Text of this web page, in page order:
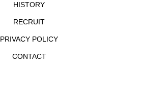
HISTORY
RECRUIT
PRIVACY POLICY
CONTACT